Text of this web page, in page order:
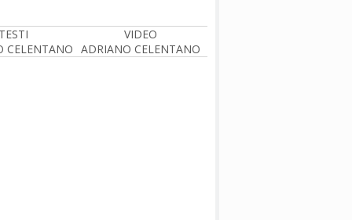
TESTI
CELENTANO
VIDEO
ADRIANO CELENTANO